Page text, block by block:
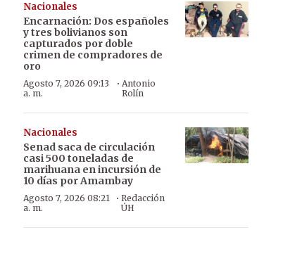
Nacionales
Encarnación: Dos españoles
y tres bolivianos son
capturados por doble
crimen de compradores de
oro
Agosto 7, 2026 09:13
a. m.
·Antonio
Rolín
Nacionales
Senad saca de circulación
casi 500 toneladas de
marihuana en incursión de
10 días por Amambay
Agosto 7, 2026 08:21
a. m.
·Redacción
ÚH